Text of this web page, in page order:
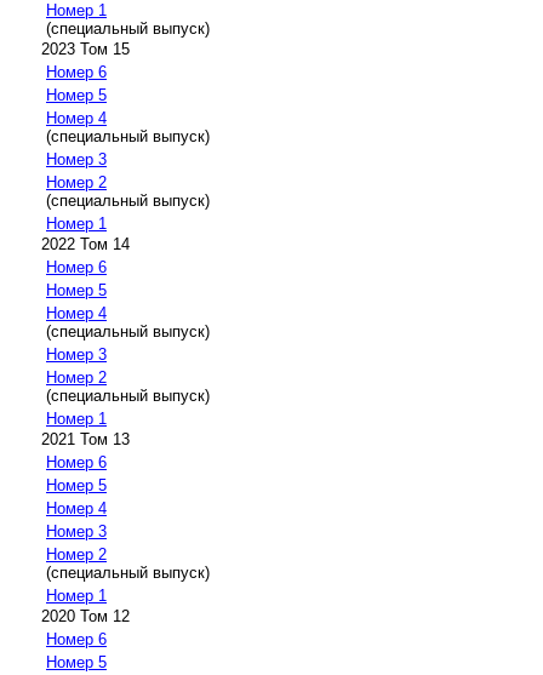
Номер 1
(специальный выпуск)
2023 Том 15
Номер 6
Номер 5
Номер 4
(специальный выпуск)
Номер 3
Номер 2
(специальный выпуск)
Номер 1
2022 Том 14
Номер 6
Номер 5
Номер 4
(специальный выпуск)
Номер 3
Номер 2
(специальный выпуск)
Номер 1
2021 Том 13
Номер 6
Номер 5
Номер 4
Номер 3
Номер 2
(специальный выпуск)
Номер 1
2020 Том 12
Номер 6
Номер 5